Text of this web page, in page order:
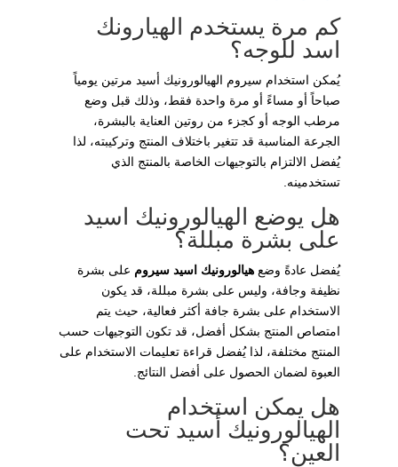
كم مرة يستخدم الهيارونك
اسد للوجه؟
يُمكن استخدام سيروم الهيالورونيك أسيد مرتين يومياً
صباحاً أو مساءً أو مرة واحدة فقط، وذلك قبل وضع
مرطب الوجه أو كجزء من روتين العناية بالبشرة،
الجرعة المناسبة قد تتغير باختلاف المنتج وتركيبته، لذا
يُفضل الالتزام بالتوجيهات الخاصة بالمنتج الذي
تستخدمينه.
هل يوضع الهيالورونيك اسيد
على بشرة مبللة؟
يُفضل عادةً وضع هيالورونيك اسيد سيروم على بشرة
نظيفة وجافة، وليس على بشرة مبللة، قد يكون
الاستخدام على بشرة جافة أكثر فعالية، حيث يتم
امتصاص المنتج بشكل أفضل، قد تكون التوجيهات حسب
المنتج مختلفة، لذا يُفضل قراءة تعليمات الاستخدام على
العبوة لضمان الحصول على أفضل النتائج.
هل يمكن استخدام
الهيالورونيك أسيد تحت
العين؟